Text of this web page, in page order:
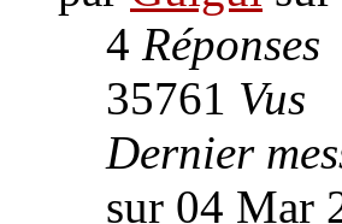
4 Réponses
35761 Vus
Dernier
sur 04 Mar